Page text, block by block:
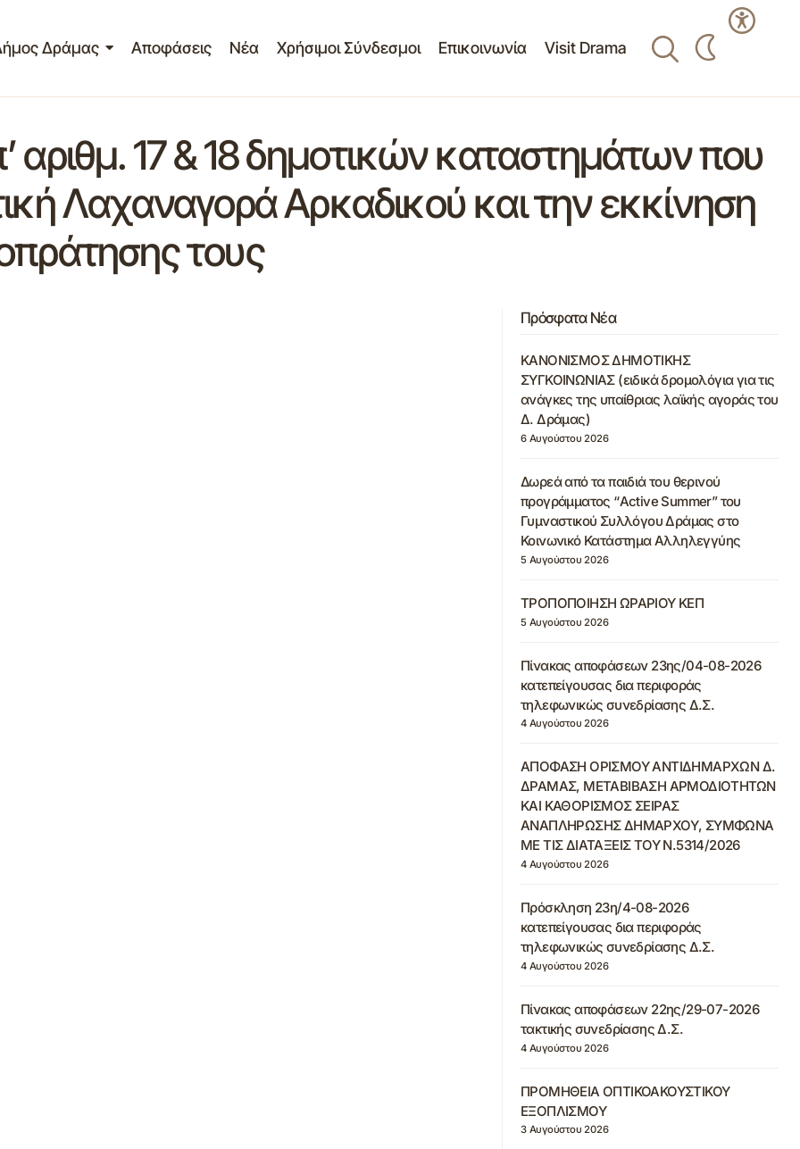
Δράμας Αποφάσεις Νέα Χρήσιμοι Σύνδεσμοι Επικοινωνία Visit Drama
17 & 18 δημοτικών καταστημάτων που
Λαχαναγορά Αρκαδικού και την εκκίνηση
τους
Πρόσφατα Νέα
ΚΑΝΟΝΙΣΜΟΣ ΔΗΜΟΤΙΚΗΣ
ΣΥΓΚΟΙΝΩΝΙΑΣ (ειδικά δρομολόγια για τις
ανάγκες της υπαίθριας λαϊκής αγοράς του
Δ. Δράμας)
6 Αυγούστου 2026
Δωρεά από τα παιδιά του θερινού
προγράμματος “Active Summer” του
Γυμναστικού Συλλόγου Δράμας στο
Κοινωνικό Κατάστημα Αλληλεγγύης
5 Αυγούστου 2026
ΤΡΟΠΟΠΟΙΗΣΗ ΩΡΑΡΙΟΥ ΚΕΠ
5 Αυγούστου 2026
Πίνακας αποφάσεων 23ης/04-08-2026
κατεπείγουσας δια περιφοράς
τηλεφωνικώς συνεδρίασης Δ.Σ.
4 Αυγούστου 2026
ΑΠΟΦΑΣΗ ΟΡΙΣΜΟΥ ΑΝΤΙΔΗΜΑΡΧΩΝ Δ.
ΔΡΑΜΑΣ, ΜΕΤΑΒΙΒΑΣΗ ΑΡΜΟΔΙΟΤΗΤΩΝ
ΚΑΙ ΚΑΘΟΡΙΣΜΟΣ ΣΕΙΡΑΣ
ΑΝΑΠΛΗΡΩΣΗΣ ΔΗΜΑΡΧΟΥ, ΣΥΜΦΩΝΑ
ΜΕ ΤΙΣ ΔΙΑΤΑΞΕΙΣ ΤΟΥ Ν.5314/2026
4 Αυγούστου 2026
Πρόσκληση 23η/4-08-2026
κατεπείγουσας δια περιφοράς
τηλεφωνικώς συνεδρίασης Δ.Σ.
4 Αυγούστου 2026
Πίνακας αποφάσεων 22ης/29-07-2026
τακτικής συνεδρίασης Δ.Σ.
4 Αυγούστου 2026
ΠΡΟΜΗΘΕΙΑ ΟΠΤΙΚΟΑΚΟΥΣΤΙΚΟΥ
ΕΞΟΠΛΙΣΜΟΥ
3 Αυγούστου 2026